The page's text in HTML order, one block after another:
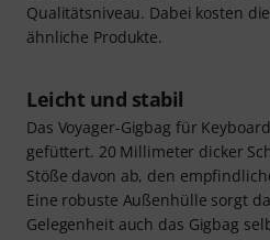
Qualitätsniveau. Dabei kosten
ähnliche Produkte.
Leicht und stabil
Das Voyager-Gigbag für
gefüttert. 20 Millimeter dicker
Stöße davon ab, den
Eine robuste Außenhülle sorgt
Gelegenheit auch das Gigbag